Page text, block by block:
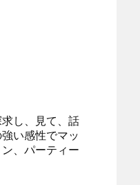
し、見て、話
い感性でマッ
、パーティー